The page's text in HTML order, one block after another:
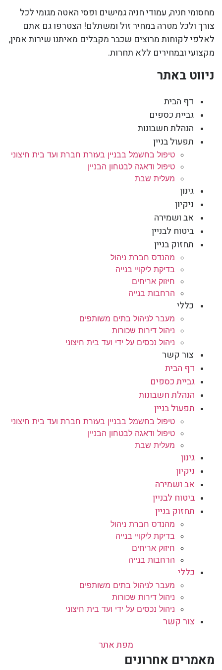
מחסומי חניה, עמודי חניה גמישים ופסי האטה מגומי לכל
צורך ולכל מטרה במחיר זול ומשתלם! הצטרפו גם אתם
לאלפי לקוחות מרוצים שכבר מקבלים מאיתנו שירות אמין,
מקצועי ובמחירים ללא תחרות.
ניווט באתר
דף הבית
גביית כספים
הנהלת חשבונות
תפעול בניין
טיפול בחשמל בבניין בעזרת חברת ועד בית חיצוני
טיפול ודאגה לבטחון הבניין
מעלית שבת
גינון
ניקיון
אב ושמירה
ביטוח לבניין
תחזוק בניין
מהנדס חברת ניהול
בדיקת ליקויי בנייה
חיזוק אריחים
הרחבות בנייה
כללי
מעבר לניהול בתים משותפים
ניהול דירות שכורות
ניהול נכסים על ידי ועד בית חיצוני
צור קשר
דף הבית
גביית כספים
הנהלת חשבונות
תפעול בניין
טיפול בחשמל בבניין בעזרת חברת ועד בית חיצוני
טיפול ודאגה לבטחון הבניין
מעלית שבת
גינון
ניקיון
אב ושמירה
ביטוח לבניין
תחזוק בניין
מהנדס חברת ניהול
בדיקת ליקויי בנייה
חיזוק אריחים
הרחבות בנייה
כללי
מעבר לניהול בתים משותפים
ניהול דירות שכורות
ניהול נכסים על ידי ועד בית חיצוני
צור קשר
מפת אתר
מאמרים אחרונים